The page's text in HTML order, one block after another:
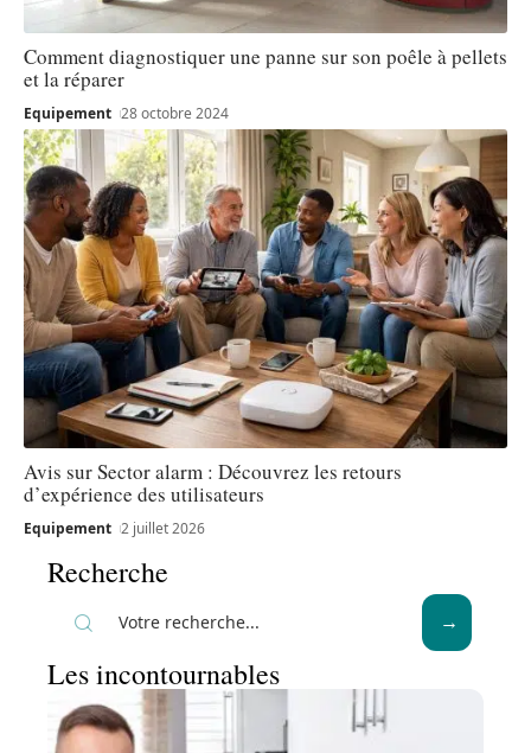
Comment diagnostiquer une panne sur son poêle à pellets
et la réparer
Equipement 28 octobre 2024
Avis sur Sector alarm : Découvrez les retours
d’expérience des utilisateurs
Equipement 2 juillet 2026
Recherche
Les incontournables